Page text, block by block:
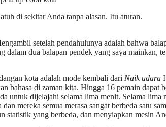
di sekitar Anda tanpa alasan. Itu aturan.
setelah pendahulunya adalah bahwa
dalam dua balapan pendek yang saya mainkan,
kota adalah mode kembali dari Naik udara
bahasa di zaman kita. Hingga 16 pemain dapat
untuk dijelajahi selama lima menit. Selama
mereka semua merasa sangat berbeda satu
statistik yang berbeda, dan menyiapkan mesin